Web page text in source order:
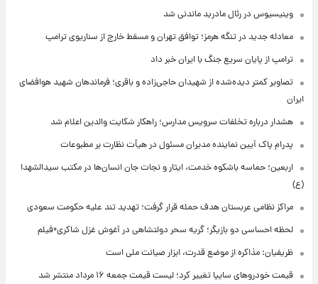
وینیسیوس در رئال مادرید ماندنی شد
معادله جدید در تنگه هرمز؛ توافق تهران و مسقط خارج از سناریوی ترامپ
ترامپ از پایان سریع جنگ با ایران خبر داد
تصاویر کمتر دیده‌شده از شهیدان حاجی‌زاده و باقری؛ فرماندهان شهید هوافضای
ایران
هشدار درباره تخلفات سرویس مدارس؛ راهکار شکایت والدین اعلام شد
پدرام پاک آیین نماینده مدیران مسئول در هیأت نظارت بر مطبوعات
اربعین؛ حماسه باشکوه خدمت، ایثار و نجات جان انسان‌ها در مکتب سیدالشهدا
(ع)
مراکز نظامی عربستان هدف حمله قرار گرفت؛ تهدید تند علیه حکومت سعودی
لحظه احساسی دو بازیگر؛ گریه سحر دولتشاهی در آغوش غزل شاکری+فیلم
ظریفیان: مذاکره از موضع قدرت، ابزار صیانت ملی است
قیمت خودروهای سایپا تغییر کرد؛ لیست قیمت جمعه ۱۶ مرداد منتشر شد